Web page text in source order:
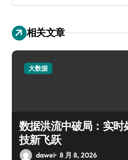
相关文章
大数据
数据洪流中破局：实时
技新飞跃
dawei 8 月 8, 2026